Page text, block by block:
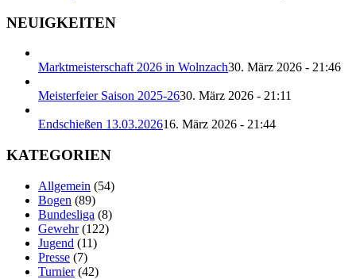
NEUIGKEITEN
Marktmeisterschaft 2026 in Wolnzach30. März 2026 - 21:46
Meisterfeier Saison 2025-2630. März 2026 - 21:11
Endschießen 13.03.202616. März 2026 - 21:44
KATEGORIEN
Allgemein (54)
Bogen (89)
Bundesliga (8)
Gewehr(122)
Jugend (11)
Presse (7)
Turnier(42)